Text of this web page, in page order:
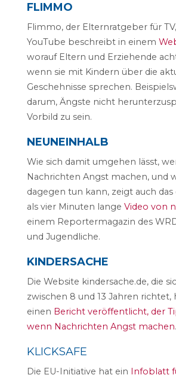
FLIMMO
Flimmo, der Elternratgeber für
YouTube beschreibt in einem
worauf Eltern und Erziehende
wenn sie mit Kindern über die
Geschehnisse sprechen.
darum, Ängste nicht
Vorbild zu sein.
NEUNEINHALB
Wie sich damit umgehen lässt,
Nachrichten Angst machen, und
dagegen tun kann, zeigt auch
als vier Minuten lange Video von
einem Reportermagazin des
und Jugendliche.
KINDERSACHE
Die Website kindersache.de, die
zwischen 8 und 13 Jahren richtet,
einen Bericht veröffentlicht, der
wenn Nachrichten Angst machen.
KLICKSAFE
Die EU-Initiative hat ein
Infoblatt